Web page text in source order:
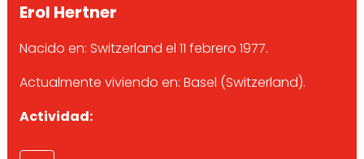
Erol Hertner
Nacido en: Switzerland el 11 febrero 1977.
Actualmente viviendo en: Basel (Switzerland).
Actividad: